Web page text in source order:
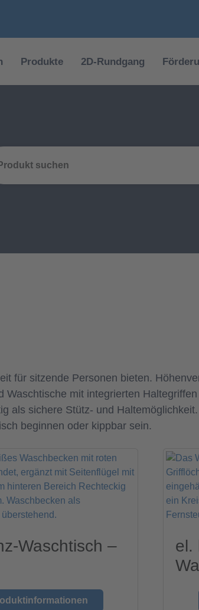
Produkte 2D-Rundgang
für sitzende Personen bieten.
mit integrierten
als sichere Stütz- und
beginnen oder kippbar sein.
Waschtisch –
el.